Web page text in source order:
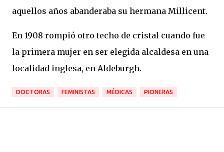
aquellos años abanderaba su hermana Millicent.
En 1908 rompió otro techo de cristal cuando fue
la primera mujer en ser elegida alcaldesa en una
localidad inglesa, en Aldeburgh.
DOCTORAS FEMINISTAS MÉDICAS PIONERAS